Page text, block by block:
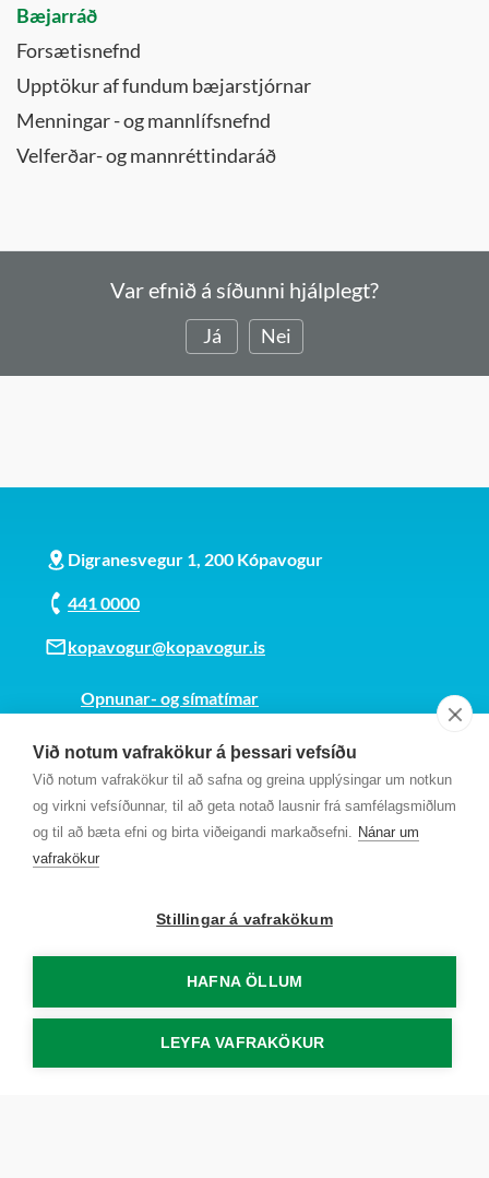
Við notum vafrakökur á þessari vefsíðu
Við notum vafrakökur til að safna og greina upplýsingar um notkun
og virkni vefsíðunnar, til að geta notað lausnir frá samfélagsmiðlum
og til að bæta efni og birta viðeigandi markaðsefni. Nánar um
vafrakökur
Stillingar á vafrakökum
HAFNA ÖLLUM
LEYFA VAFRAKÖKUR
Bæjarráð
Forsætisnefnd
Upptökur af fundum bæjarstjórnar
Menningar - og mannlífsnefnd
Velferðar- og mannréttindaráð
Var efnið á síðunni hjálplegt?
Já Nei
Digranesvegur 1, 200 Kópavogur
441 0000
kopavogur@kopavogur.is
Opnunar- og símatímar
Kt. 700169-3759
Fundarmannagátt